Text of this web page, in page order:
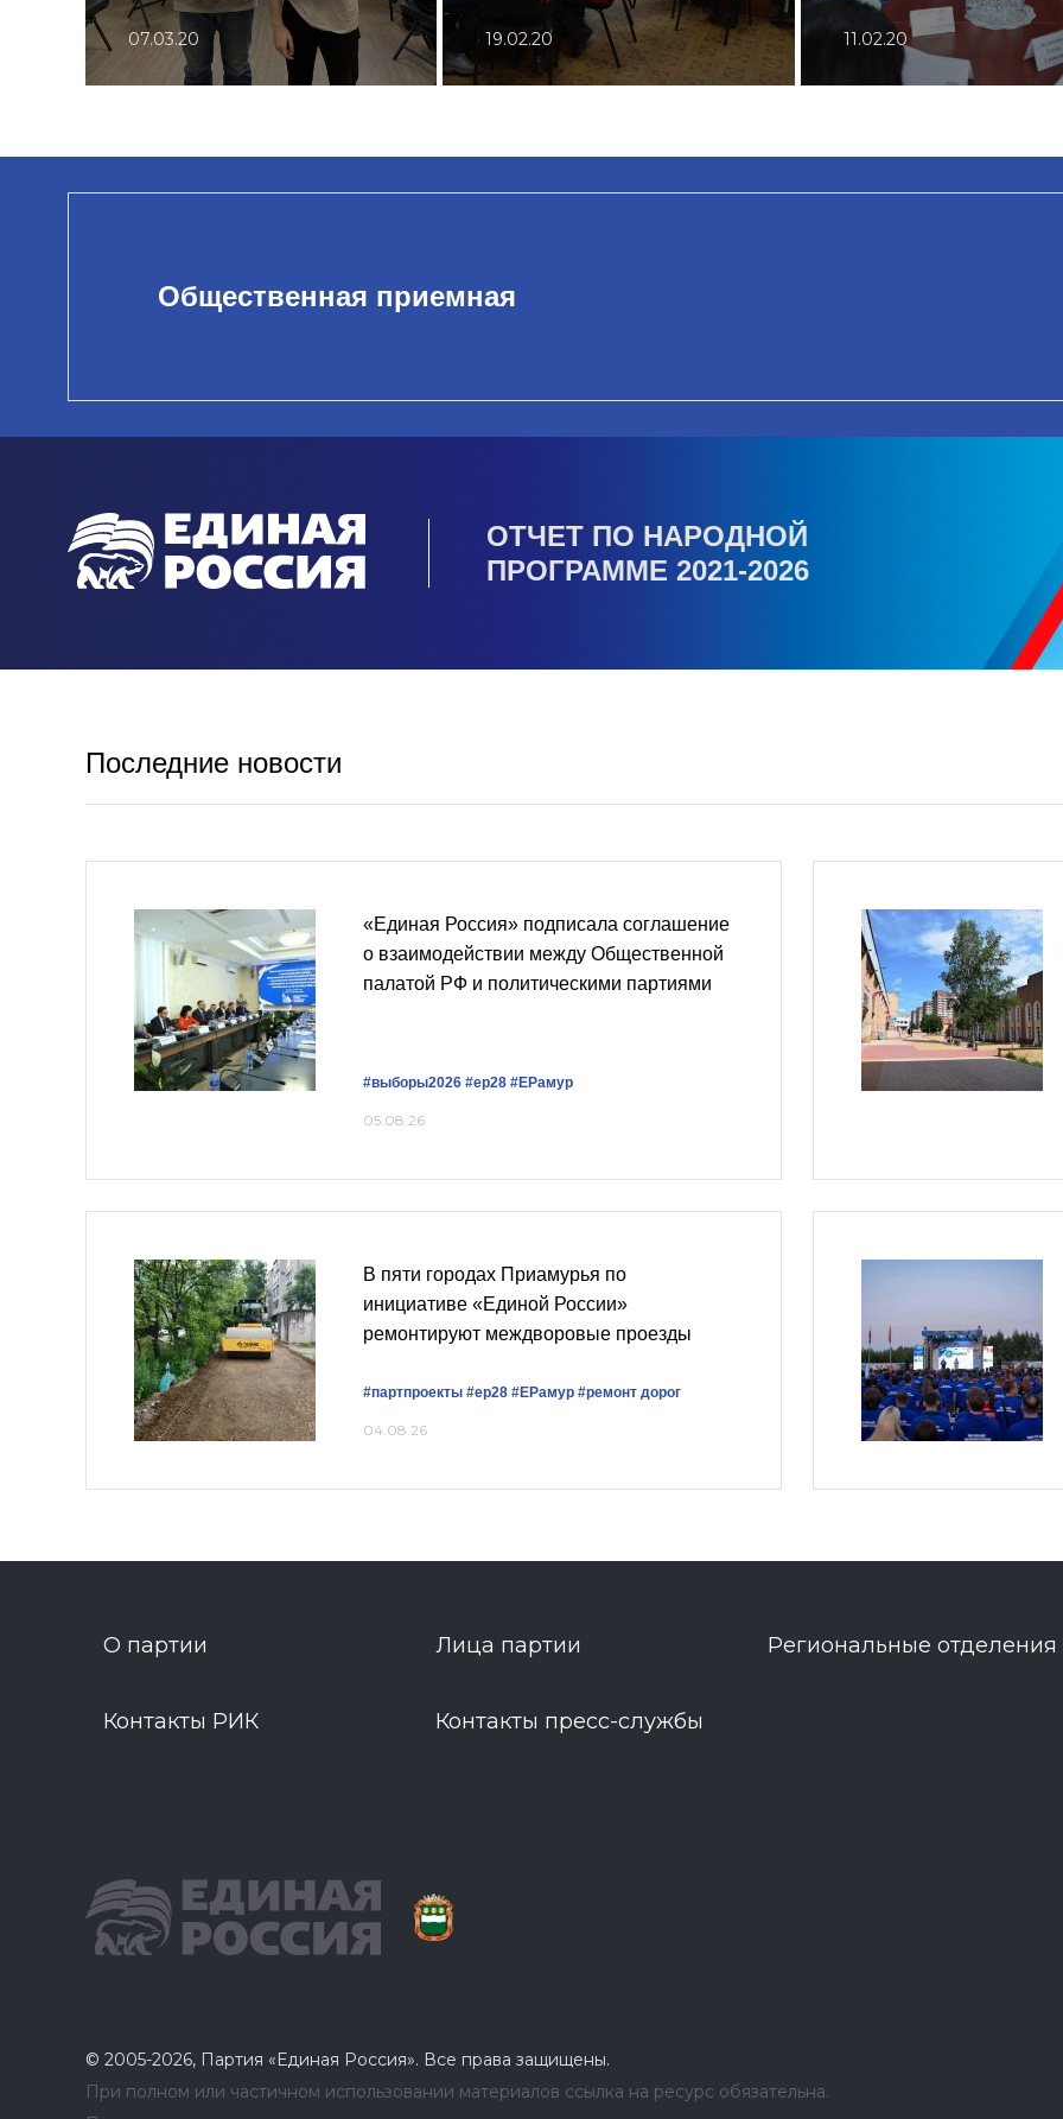
07.03.20 19.02.20 11.02.20
Общественная приемная
ОТЧЕТ ПО НАРОДНОЙ
ПРОГРАММЕ 2021-2026
Последние новости
«Единая Россия» подписала соглашение
о взаимодействии между Общественной
палатой РФ и политическими партиями
#выборы2026 #ер28 #ЕРамур
05.08.26
В пяти городах Приамурья по
инициативе «Единой России»
ремонтируют междворовые проезды
#партпроекты #ер28 #ЕРамур #ремонт дорог
04.08.26
О партии Лица партии Региональные отделения
Контакты РИК Контакты пресс-службы
© 2005-2026, Партия «Единая Россия». Все права защищены.
При полном или частичном использовании материалов ссылка на ресурс обязательна.